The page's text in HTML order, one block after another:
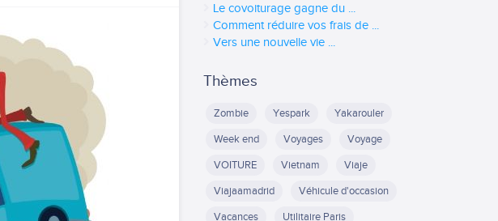
Le covoiturage gagne du ...
Comment réduire vos frais de ...
Vers une nouvelle vie ...
Thèmes
Zombie Yespark
Yakarouler
Week end
Voyages
Voyage
VOITURE
Vietnam
Viaje
Viajaamadrid
Véhicule d'occasion
Vacances
Utilitaire Paris